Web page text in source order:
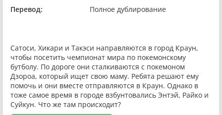
Перевод:
Полное дублирование
Сатоси, Хикари и Такэси направляются в город Краун,
чтобы посетить чемпионат мира по покемонскому
бутболу. По дороге они сталкиваются с покемоном
Дзороа, который ищет свою маму. Ребята решают ему
помочь и они вместе отправляются в Краун. Однако в
тоже самое время в городе взбунтовались Энтэй, Райко и
Суйкун. Что же там происходит?